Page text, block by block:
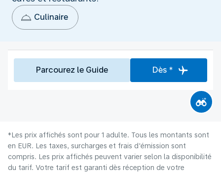
Culinaire
Parcourez le Guide Dès *
*Les prix affichés sont pour 1 adulte. Tous les montants sont
en EUR. Les taxes, surcharges et frais d'émission sont
compris. Les prix affichés peuvent varier selon la disponibilité
du tarif. Votre tarif est garanti dès réception de votre